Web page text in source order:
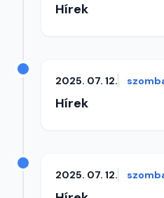
Hírek
2025. 07. 12.
Hírek
2025. 07. 12.